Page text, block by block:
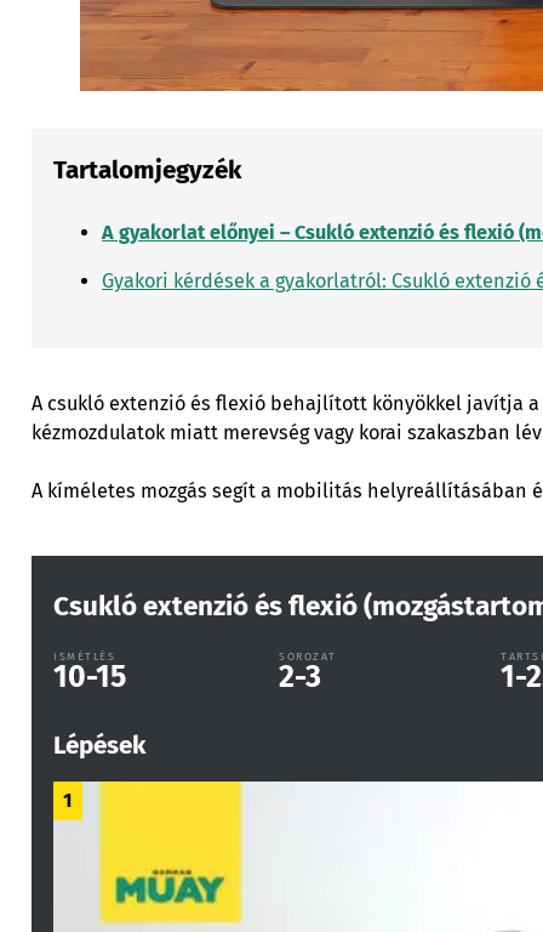
Tartalomjegyzék
A gyakorlat előnyei – Csukló extenzió és flexió
Gyakori kérdések a gyakorlatról: Csukló
A csukló extenzió és flexió behajlított könyökkel javítja
kézmozdulatok miatt merevség vagy korai szakaszban
A kíméletes mozgás segít a mobilitás helyreállításában
Csukló extenzió és flexió
ISMÉTLÉS
10-15
SOROZAT
2-3 1-2
Lépések
1